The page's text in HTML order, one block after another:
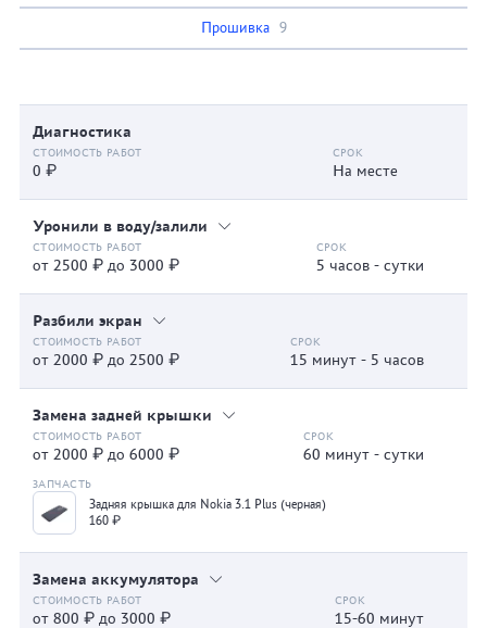
Прошивка 9
Диагностика
0 ₽ На месте
Уронили в воду/залили
от 2500 ₽ до 3000 ₽ 5 часов - сутки
Разбили экран
от 2000 ₽ до 2500 ₽ 15 минут - 5 часов
Замена задней крышки
от 2000 ₽ до 6000 ₽ 60 минут - сутки
Задняя крышка для Nokia 3.1 Plus (черная)
160 ₽
Замена аккумулятора
от 800 ₽ до 3000 ₽ 15-60 минут